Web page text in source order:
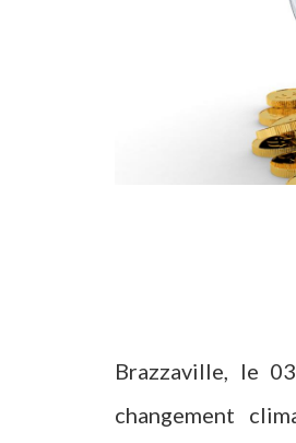
Brazzaville, le
changement